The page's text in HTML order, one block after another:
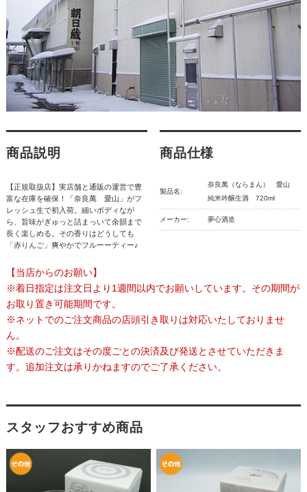
商品説明
【正規取扱店】実店舗と通販の運営で豊
富な在庫を確保！「奈良萬 愛山」がフ
レッシュ生で初入荷。細いボディなが
ら、旨味がぎゅっと詰まっいて余韻まで
長く楽しめる。その香りはどうしても
「赤りんご」爽やかでフルーーティー♪
商品仕様
製品名:
奈良萬（ならまん） 愛山
純米吟醸生酒 720ml
メーカー: 夢心酒造
【当店からのお願い】
※着日指定は注文日より1週間以内でお願いしています。その期間が
お取り置き可能期間です。
※ネットでのご注文商品の店頭引き取りは対応いたしておりませ
ん。
※配送のご注文はその度ごとの決済及び発送とさせていただきま
す。追加注文は承りかねますのでご了承ください。
スタッフおすすめ商品